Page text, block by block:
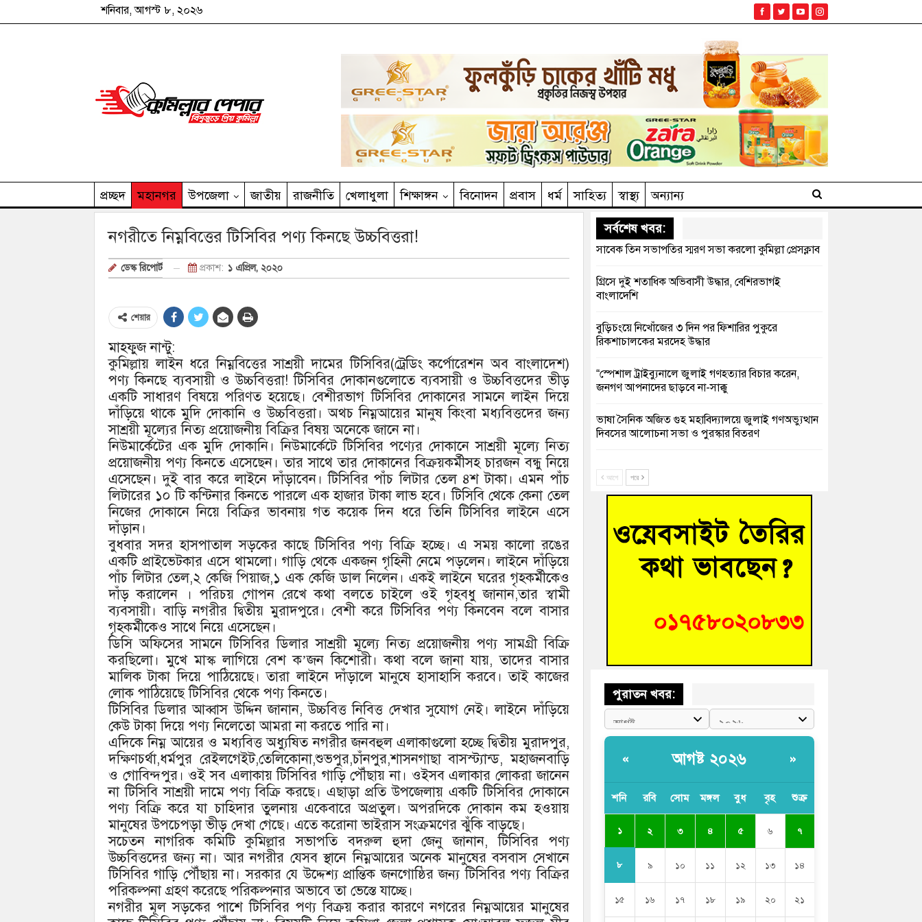
শনিবার, আগস্ট ৮, ২০২৬
প্রচ্ছদ মহানগর উপজেলা জাতীয় রাজনীতি খেলাধুলা শিক্ষাঙ্গন বিনোদন প্রবাস ধর্ম সাহিত‌্য স্বাস্থ্য
অন্যান্য
নগরীতে নিম্নবিত্তের টিসিবির পণ্য কিনছে উচ্চবিত্তরা!
ডেস্ক রিপোর্ট প্রকাশ: ১ এপ্রিল, ২০২০
শেয়ার
মাহফুজ নান্টু:
কুমিল্লায় লাইন ধরে নিম্নবিত্তের সাশ্রয়ী দামের টিসিবির(ট্রেডিং কর্পোরেশন অব বাংলাদেশ)
পণ্য কিনছে ব্যবসায়ী ও উচ্চবিত্তরা! টিসিবির দোকানগুলোতে ব্যবসায়ী ও উচ্চবিত্তদের ভীড়
একটি সাধারণ বিষয়ে পরিণত হয়েছে। বেশীরভাগ টিসিবির দোকানের সামনে লাইন দিয়ে
দাঁড়িয়ে থাকে মুদি দোকানি ও উচ্চবিত্তরা। অথচ নিম্নআয়ের মানুষ কিংবা মধ্যবিত্তদের জন্য
সাশ্রয়ী মূল্যের নিত্য প্রয়োজনীয় বিক্রির বিষয় অনেকে জানে না।
নিউমার্কেটের এক মুদি দোকানি। নিউমার্কেটে টিসিবির পণ্যের দোকানে সাশ্রয়ী মূল্যে নিত্য
প্রয়োজনীয় পণ্য কিনতে এসেছেন। তার সাথে তার দোকানের বিক্রয়কর্মীসহ চারজন বন্ধু নিয়ে
এসেছেন। দুই বার করে লাইনে দাঁড়াবেন। টিসিবির পাঁচ লিটার তেল ৪শ টাকা। এমন পাঁচ
লিটারের ১০ টি কন্টিনার কিনতে পারলে এক হাজার টাকা লাভ হবে। টিসিবি থেকে কেনা তেল
নিজের দোকানে নিয়ে বিক্রির ভাবনায় গত কয়েক দিন ধরে তিনি টিসিবির লাইনে এসে
দাঁড়ান।
বুধবার সদর হাসপাতাল সড়কের কাছে টিসিবির পণ্য বিক্রি হচ্ছে। এ সময় কালো রঙের
একটি প্রাইভেটকার এসে থামলো। গাড়ি থেকে একজন গৃহিনী নেমে পড়লেন। লাইনে দাঁড়িয়ে
পাঁচ লিটার তেল,২ কেজি পিয়াজ,১ এক কেজি ডাল নিলেন। একই লাইনে ঘরের গৃহকর্মীকেও
দাঁড় করালেন । পরিচয় গোপন রেখে কথা বলতে চাইলে ওই গৃহবধু জানান,তার স্বামী
ব্যবসায়ী। বাড়ি নগরীর দ্বিতীয় মুরাদপুরে। বেশী করে টিসিবির পণ্য কিনবেন বলে বাসার
গৃহকর্মীকেও সাথে নিয়ে এসেছেন।
ডিসি অফিসের সামনে টিসিবির ডিলার সাশ্রয়ী মূল্যে নিত্য প্রয়োজনীয় পণ্য সামগ্রী বিক্রি
করছিলো। মুখে মাস্ক লাগিয়ে বেশ ক’জন কিশোরী। কথা বলে জানা যায়, তাদের বাসার
মালিক টাকা দিয়ে পাঠিয়েছে। তারা লাইনে দাঁড়ালে মানুষে হাসাহাসি করবে। তাই কাজের
লোক পাঠিয়েছে টিসিবির থেকে পণ্য কিনতে।
টিসিবির ডিলার আব্বাস উদ্দিন জানান, উচ্চবিত্ত নিবিত্ত দেখার সুযোগ নেই। লাইনে দাঁড়িয়ে
কেউ টাকা দিয়ে পণ্য নিলেতো আমরা না করতে পারি না।
এদিকে নিম্ন আয়ের ও মধ্যবিত্ত অধ্যুষিত নগরীর জনবহুল এলাকাগুলো হচ্ছে দ্বিতীয় মুরাদপুর,
দক্ষিণচর্থা,ধর্মপুর রেইলগেইট,তেলিকোনা,শুভপুর,চাঁনপুর,শাসনগাছা বাসস্ট্যান্ড, মহাজনবাড়ি
ও গোবিন্দপুর। ওই সব এলাকায় টিসিবির গাড়ি পৌঁছায় না। ওইসব এলাকার লোকরা জানেন
না টিসিবি সাশ্রয়ী দামে পণ্য বিক্রি করছে। এছাড়া প্রতি উপজেলায় একটি টিসিবির দোকানে
পণ্য বিক্রি করে যা চাহিদার তুলনায় একেবারে অপ্রতুল। অপরদিকে দোকান কম হওয়ায়
মানুষের উপচেপড়া ভীড় দেখা গেছে। এতে করোনা ভাইরাস সংক্রমণের ঝুঁকি বাড়ছে।
সচেতন নাগরিক কমিটি কুমিল্লার সভাপতি বদরুল হুদা জেনু জানান, টিসিবির পণ্য
উচ্চবিত্তদের জন্য না। আর নগরীর যেসব স্থানে নিম্নআয়ের অনেক মানুষের বসবাস সেখানে
টিসিবির গাড়ি পৌঁছায় না। সরকার যে উদ্দেশ্য প্রান্তিক জনগোষ্ঠির জন্য টিসিবির পণ্য বিক্রির
পরিকল্পনা গ্রহণ করেছে পরিকল্পনার অভাবে তা ভেস্তে যাচ্ছে।
নগরীর মূল সড়কের পাশে টিসিবির পণ্য বিক্রয় করার কারণে নগরের নিম্নআয়ের মানুষের
সর্বশেষ খবর:
সাবেক তিন সভাপতির স্মরণ সভা করলো কুমিল্লা প্রেসক্লাব
গ্রিসে দুই শতাধিক অভিবাসী উদ্ধার, বেশিরভাগই
বাংলাদেশি
বুড়িচংয়ে নিখোঁজের ৩ দিন পর ফিশারির পুকুরে
রিকশাচালকের মরদেহ উদ্ধার
“স্পেশাল ট্রাইব্যুনালে জুলাই গণহত্যার বিচার করেন,
জনগণ আপনাদের ছাড়বে না-সাক্কু
ভাষা সৈনিক অজিত গুহ মহাবিদ্যালয়ে জুলাই গণঅভ্যুত্থান
দিবসের আলোচনা সভা ও পুরস্কার বিতরণ
‘হাসিনাকে ফেরাতে তৎপরতা’ কুবিতে ১১ শিক্ষককে ঘিরে
ফ্যাক্ট-ফাইন্ডিং কমিটি গঠন
জুলাই গণঅভ্যুত্থান দিবসে কুমিল্লায় শ্রদ্ধা, র‍্যালি ও সংবর্ধনা
তনু হত্যা মামলায় গ্রেফতার সাবেক সেনা সদস্য হাফিজুর
আহত শিক্ষার্থীদের দেখতে গিয়ে মেডিকেলের ক্যান্টিনে
আগে পরে
পুরাতন খবর:
« আগষ্ট ২০২৬ »
শনি রবি সোম মঙ্গল বুধ বৃহ শুক্র
১ ২ ৩ ৪ ৫ ৬ ৭
৮ ৯ ১০ ১১ ১২ ১৩ ১৪
১৫ ১৬ ১৭ ১৮ ১৯ ২০ ২১